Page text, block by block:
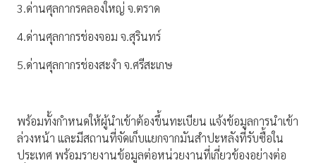
3.ด่านศุลกากรคลองใหญ่ จ.ตราด
4.ด่านศุลกากรช่องจอม จ.สุรินทร์
5.ด่านศุลกากรช่องสะงำ จ.ศรีสะเกษ
พร้อมทั้งกำหนดให้ผู้นำเข้าต้องขึ้นทะเบียน แจ้งข้อมูลการนำเข้า
ล่วงหน้า และมีสถานที่จัดเก็บแยกจากมันสำปะหลังที่รับซื้อใน
ประเทศ พร้อมรายงานข้อมูลต่อหน่วยงานที่เกี่ยวข้องอย่างต่อ